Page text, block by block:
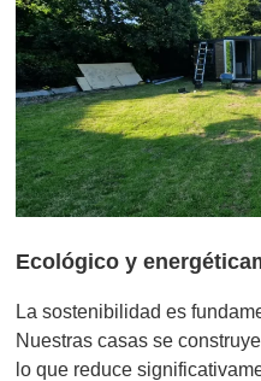
Ecológico y
La sostenibilidad es
Nuestras casas se
lo que reduce